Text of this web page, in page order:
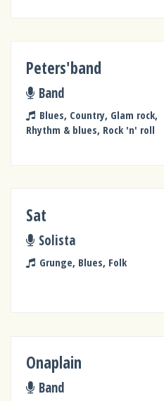
Peters'band
Band
Blues, Country, Glam rock,
Rhythm & blues, Rock 'n' roll
Sat
Solista
Grunge, Blues, Folk
Onaplain
Band